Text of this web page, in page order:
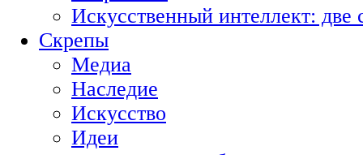
Искусственный интеллект:
Скрепы
Медиа
Наследие
Искусство
Идеи